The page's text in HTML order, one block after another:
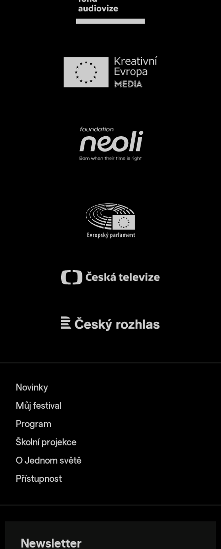
Novinky
Můj festival
Program
Školní projekce
O Jednom světě
Přístupnost
Newsletter